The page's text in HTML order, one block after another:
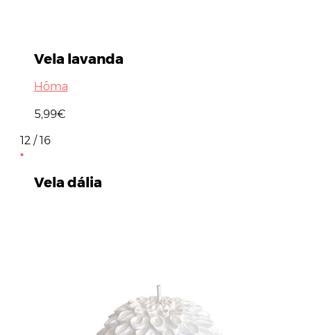
Vela lavanda
Hôma
5,99€
12 / 16
Vela dália